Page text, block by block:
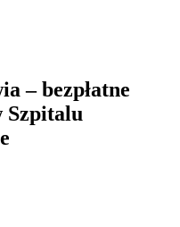
– bezpłatne
Szpitalu